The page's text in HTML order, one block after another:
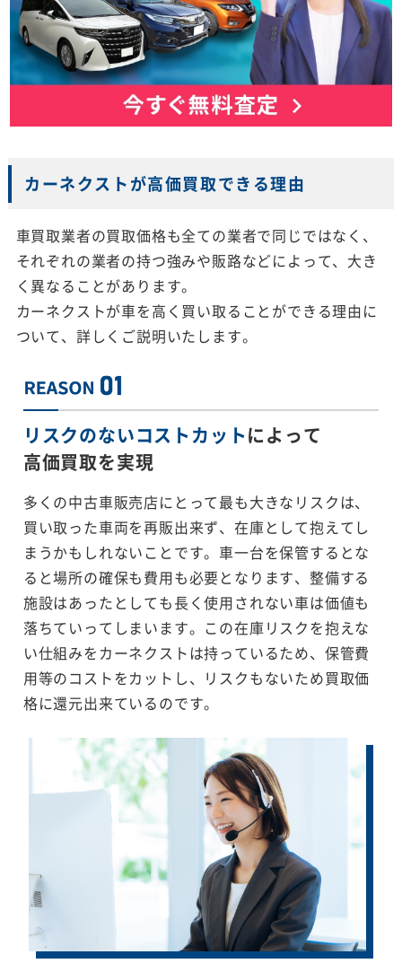
カーネクストが高価買取できる理由
車買取業者の買取価格も全ての業者で同じではなく、
それぞれの業者の持つ強みや販路などによって、大き
く異なることがあります。
カーネクストが車を高く買い取ることができる理由に
ついて、詳しくご説明いたします。
リスクのないコストカットによって
高価買取を実現
多くの中古車販売店にとって最も大きなリスクは、
買い取った車両を再販出来ず、在庫として抱えてし
まうかもしれないことです。車一台を保管するとな
ると場所の確保も費用も必要となります、整備する
施設はあったとしても長く使用されない車は価値も
落ちていってしまいます。この在庫リスクを抱えな
い仕組みをカーネクストは持っているため、保管費
用等のコストをカットし、リスクもないため買取価
格に還元出来ているのです。